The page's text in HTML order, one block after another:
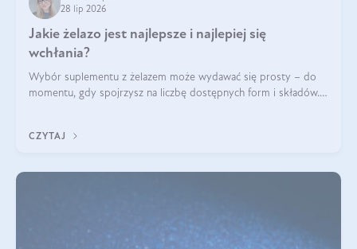
28 lip 2026
Jakie żelazo jest najlepsze i najlepiej się
wchłania?
Wybór suplementu z żelazem może wydawać się prosty – do
momentu, gdy spojrzysz na liczbę dostępnych form i składów.
zawierać suplement?
CZYTAJ